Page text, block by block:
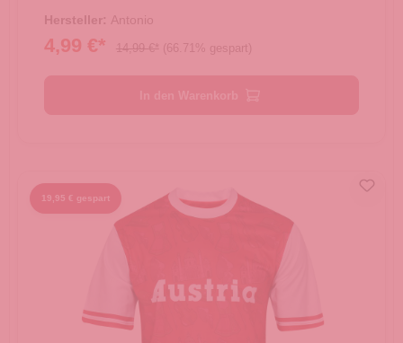
Hersteller: Antonio
4,99 €* 14,99 €* (66.71% gespart)
19,95 € gespart